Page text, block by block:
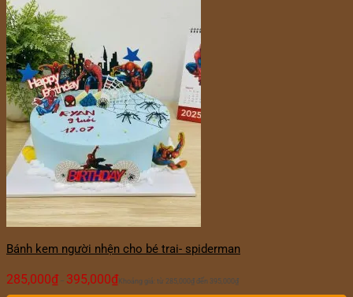
Bánh kem người nhện cho bé trai- spiderman
285,000₫ – 395,000₫ Khoảng giá: từ 285,000₫ đến 395,000₫